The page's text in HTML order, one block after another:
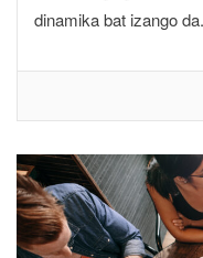
dinamika bat izango